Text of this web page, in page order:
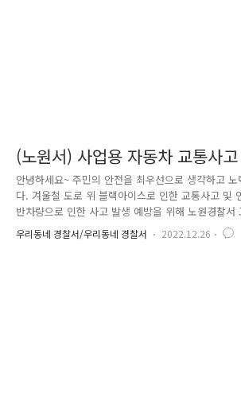
(노원서) 사업용 자동차 교통사
교육
안녕하세요~ 주민의 안전을 최우선으로 생각하고
다. 겨울철 도로 위 블랙아이스로 인한 교통사고 및
반차량으로 인한 사고 발생 예방을 위해 노원경찰서
내 운수업체(사업용 자동차 업체 등 31개소)와 LPG
교통안전 교육을 실시하였습니다. 특히, 2023년 1월
우리동네 경찰서/우리동네 경찰서 2022.12.26